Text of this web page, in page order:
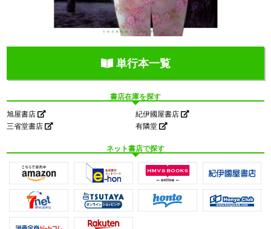
単行本一覧
書店在庫を探す
旭屋書店
紀伊國屋書店
三省堂書店
有隣堂
ネット書店で探す